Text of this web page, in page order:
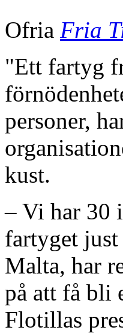
Ofria Fria
"Ett fartyg
personer,
kust.
– Vi har 30
fartyget
Malta, har
på att få bli
Flotillas